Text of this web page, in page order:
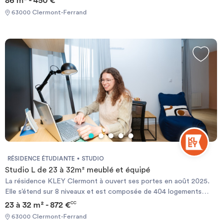
63000 Clermont-Ferrand
RÉSIDENCE ÉTUDIANTE STUDIO
Studio L de 23 à 32m² meublé et équipé
La résidence KLEY Clermont à ouvert ses portes en août 2025.
Elle s’étend sur 8 niveaux et est composée de 404 logements
allant du studio de 18m² à 32m² aux colocations (T3, T5, T6, T7)
et peut ainsi accueillir jusqu’à 463 locataires. A noter que chaque
23 à 32 m² - 872 €CC
63000 Clermont-Ferrand